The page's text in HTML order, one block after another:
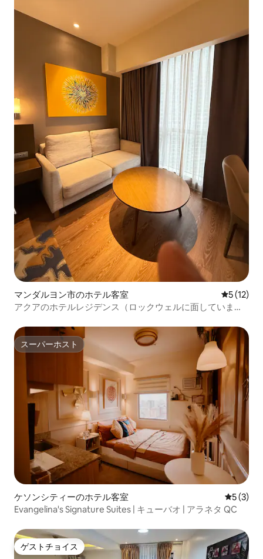
マンダルヨン市のホテル客室 レビュー
5 (12)
アクアのホテルレジデンス（ロックウェルに面していま
スーパーホスト
スーパーホスト
ケソンシティーのホテル客室 レビュー
5 (3)
Evangelina's Signature Suites | キューバオ | アラネタ QC
ゲストチョイス
ゲストチョイス